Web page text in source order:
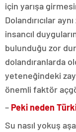
için yarışa
Dolandırıcılar
insancıl
bulunduğu zor
dolandıranlarda
yeteneğindeki
önemli faktör
– Peki neden
Su nasıl yokuş